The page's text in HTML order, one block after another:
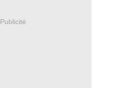
Publicité